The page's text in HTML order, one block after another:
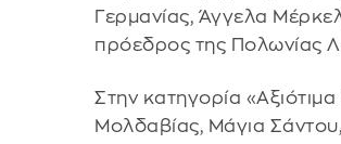
Γερμανίας, Άγγελα
πρόεδρος της Πολωνίας
Στην κατηγορία
Μολδαβίας, Μάγια